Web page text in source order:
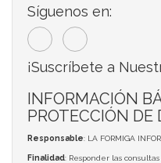
Síguenos en:
¡Suscríbete a
INFORMACIÓN
PROTECCIÓN DE
Responsable: LA FORMIGA
Finalidad: Responder las